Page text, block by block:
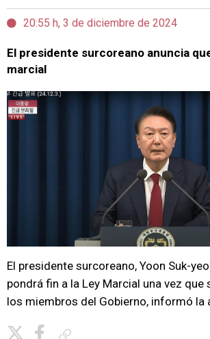
20:55 h, 3 de diciembre de 2024
El presidente surcoreano anuncia
marcial
El presidente surcoreano, Yoon Suk-
pondrá fin a la Ley Marcial una vez que
los miembros del Gobierno, informó la